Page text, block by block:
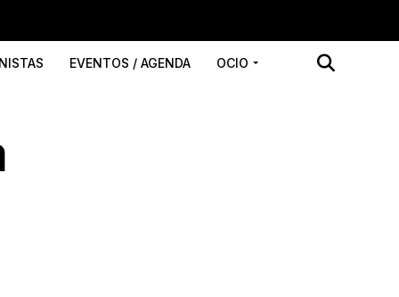
EVENTOS / AGENDA OCIO